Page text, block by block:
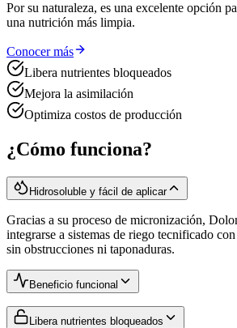
Por su naturaleza, es una excelente opción
una nutrición más limpia.
Conocer más
Libera nutrientes bloqueados
Mejora la asimilación
Optimiza costos de producción
¿Cómo funciona?
Hidrosoluble y fácil de aplicar
Gracias a su proceso de micronización,
integrarse a sistemas de riego tecnificado
sin obstrucciones ni taponaduras.
Beneficio funcional
Libera nutrientes bloqueados